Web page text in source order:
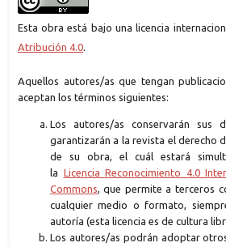
Esta obra está bajo una licencia
Atribución 4.0.
Aquellos autores/as que tengan
aceptan los términos siguientes:
Los autores/as conservarán sus
garantizarán a la revista el derecho
de su obra, el cuál estará
la Licencia Reconocimiento 4.0
Commons, que permite a terceros
cualquier medio o formato,
autoría (esta licencia es de cultura
Los autores/as podrán adoptar